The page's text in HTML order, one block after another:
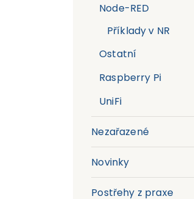
Node-RED
Příklady v NR
Ostatní
Raspberry Pi
UniFi
Nezařazené
Novinky
Postřehy z praxe